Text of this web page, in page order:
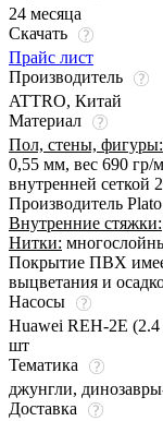
24 месяца
Скачать
Прайс лист
Производитель
ATTRO, Китай
Материал
Пол, стены, фигуры:
0,55 мм, вес 690 гр/
внутренней сеткой
Производитель
Внутренние стяжки:
Нитки:
Покрытие ПВХ
выцветания и
Насосы
Huawei REH-2E
шт
Тематика
джунгли,
Доставка